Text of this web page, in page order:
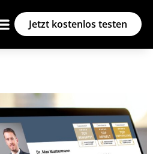
Jetzt kostenlos testen